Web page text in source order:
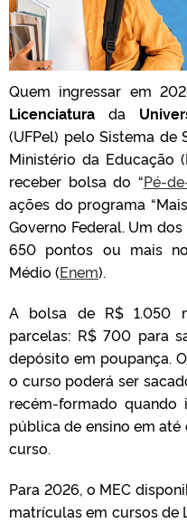
Quem ingressar em
Licenciatura da
(UFPel) pelo Sistema de
Ministério da Educação
receber bolsa do “Pé-
ações do programa
Governo Federal. Um
650 pontos ou mais
Médio (Enem).
A bolsa de R$ 1.050
parcelas: R$ 700 para
depósito em poupança.
o curso poderá ser
recém-formado
pública de ensino em
curso.
Para 2026, o MEC
matrículas em cursos de